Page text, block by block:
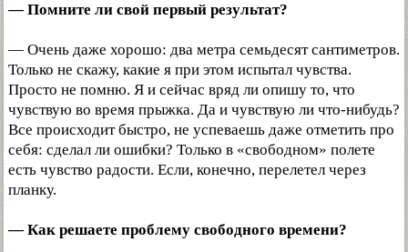
— Помните ли свой первый результат?
— Очень даже хорошо: два метра семьдесят сантиметров.
Только не скажу, какие я при этом испытал чувства.
Просто не помню. Я и сейчас вряд ли опишу то, что
чувствую во время прыжка. Да и чувствую ли что-нибудь?
Все происходит быстро, не успеваешь даже отметить про
себя: сделал ли ошибки? Только в «свободном» полете
есть чувство радости. Если, конечно, перелетел через
планку.
— Как решаете проблему свободного времени?